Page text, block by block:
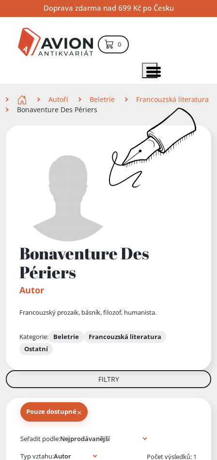
na
obsah
na
navigaci
na
vyhledávání
Doprava zdarma nad 699 Kč po Česku
0položek – košík
Zobrazit položky menu
Autoři Beletrie
Francouzská literatura
Bonaventure Des Périers
Bonaventure Des
Périers
Autor
Francouzský prozaik, básník, filozof, humanista.
Kategorie: Beletrie
Francouzská literatura
Ostatní
FILTRY
Pouze dostupné×
Seřadit podle:
Typ vztahu:
Počet výsledků: 1